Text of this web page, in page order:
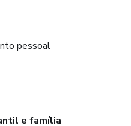
pessoal
e família